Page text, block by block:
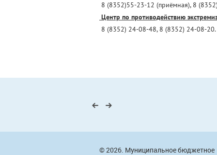
8 (8352)55-23-12 (приёмная), 8
Центр по противодействию
8 (8352) 24-08-48, 8 (8352) 24-08-20.
© 2026. Муниципальное бюджетное